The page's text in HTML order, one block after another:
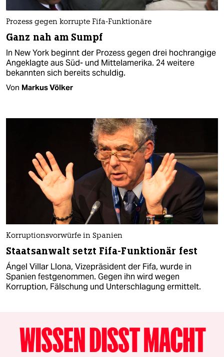
Prozess gegen korrupte Fifa-Funktionäre
Ganz nah am Sumpf
In New York beginnt der Prozess gegen drei hochrangige
Angeklagte aus Süd- und Mittelamerika. 24 weitere
bekannten sich bereits schuldig.
Von Markus Völker
Korruptionsvorwürfe in Spanien
Staatsanwalt setzt Fifa-Funktionär fest
Ángel Villar Llona, Vizepräsident der Fifa, wurde in
Spanien festgenommen. Gegen ihn wird wegen
Korruption, Fälschung und Unterschlagung ermittelt.